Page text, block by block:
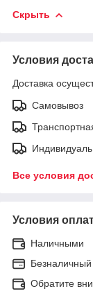
Скрыть
Условия
Доставка
Самовывоз
Все условия
Условия
Наличными
Безналичный
Обратите